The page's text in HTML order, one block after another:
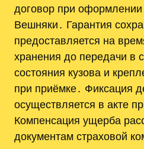
договор при оформлении
Вешняки․ Гарантия
предоставляется на
хранения до передачи в
состояния кузова и
при приёмке․ Фиксация
осуществляется в акте
Компенсация ущерба
документам страховой